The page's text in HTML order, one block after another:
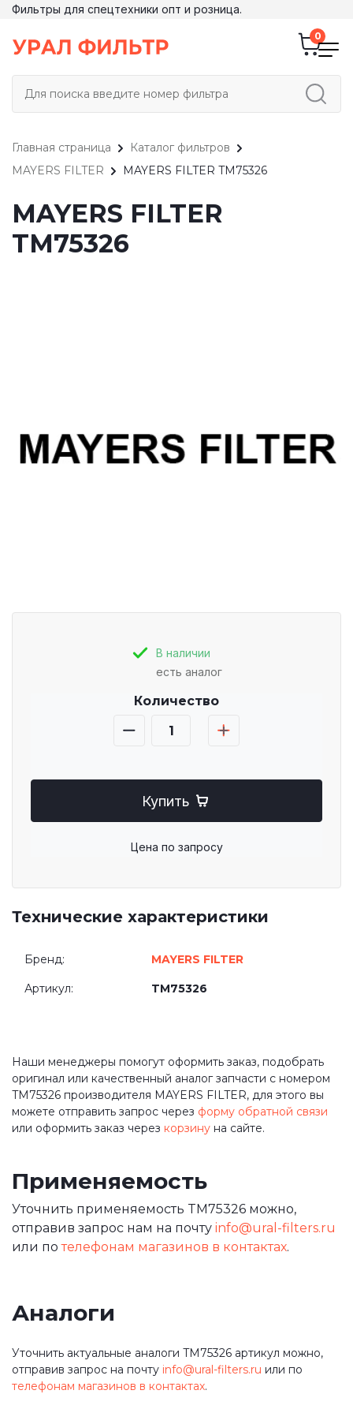
Фильтры для спецтехники опт и розница.
Главная страница
Каталог фильтров
MAYERS FILTER
MAYERS FILTER TM75326
MAYERS FILTER
TM75326
В наличии
есть аналог
Количество
Купить
Цена по запросу
Технические характеристики
Бренд: MAYERS FILTER
Артикул: TM75326
Наши менеджеры помогут оформить заказ, подобрать
оригинал или качественный аналог запчасти с номером
TM75326 производителя MAYERS FILTER, для этого вы
можете отправить запрос через форму обратной связи
или оформить заказ через корзину на сайте.
Применяемость
Уточнить применяемость TM75326 можно,
отправив запрос нам на почту info@ural-filters.ru
или потелефонам магазинов в контактах.
Аналоги
Уточнить актуальные аналоги TM75326 артикул можно,
отправив запрос на почту info@ural-filters.ru или по
телефонам магазинов в контактах.